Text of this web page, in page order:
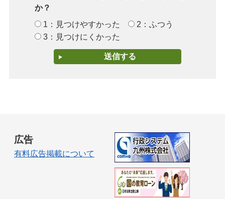
か？
1：見つけやすかった
2：ふつう
3：見つけにくかった
広告
有料広告掲載について